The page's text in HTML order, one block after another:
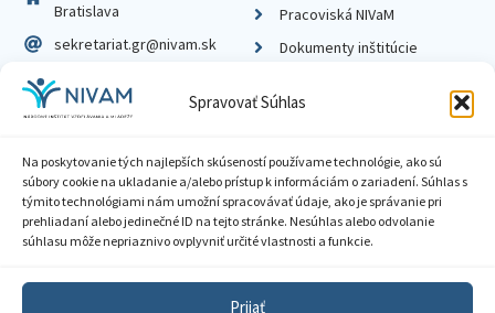
Spravovať Súhlas
Na poskytovanie tých najlepších skúseností používame technológie, ako sú
súbory cookie na ukladanie a/alebo prístup k informáciám o zariadení. Súhlas s
týmito technológiami nám umožní spracovávať údaje, ako je správanie pri
prehliadaní alebo jedinečné ID na tejto stránke. Nesúhlas alebo odvolanie
súhlasu môže nepriaznivo ovplyvniť určité vlastnosti a funkcie.
Prijať
Bratislava
sekretariat.gr@nivam.sk
IČO: 00164348
DIČ: 2020798714
Pracoviská NIVaM
Dokumenty inštitúcie
Zásady ochrany súkromia